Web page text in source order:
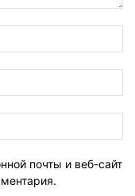
почты и веб-сайт